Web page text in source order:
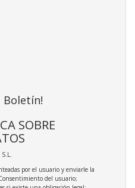
Boletín!
SOBRE
por el usuario y enviarle la
del usuario;